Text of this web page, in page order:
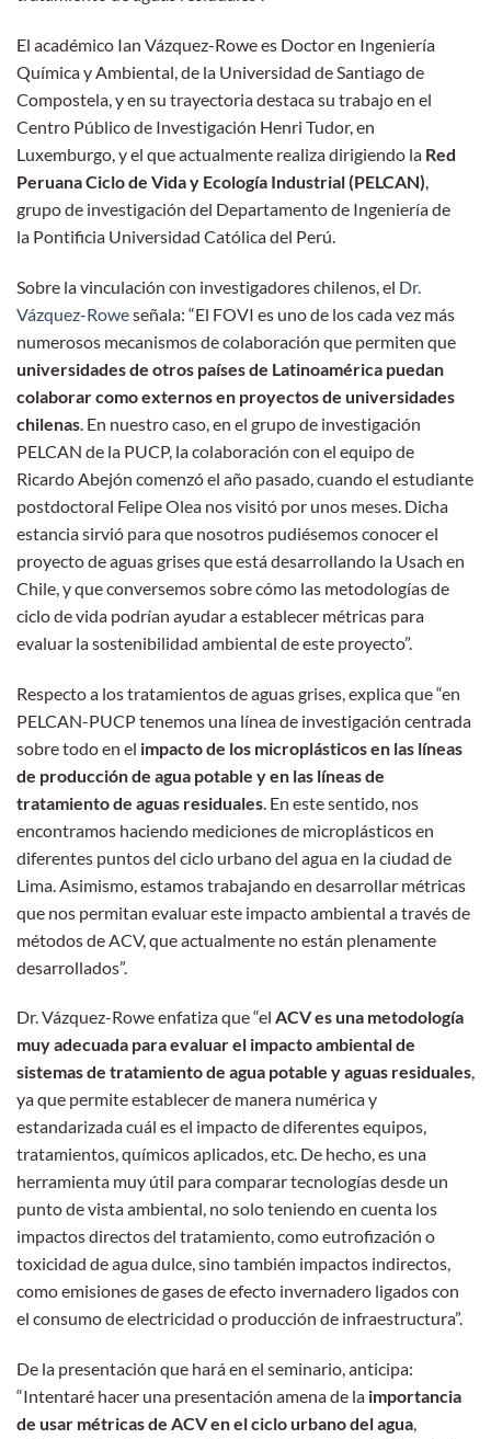
El académico Ian Vázquez-Rowe es Doctor en Ingeniería
Química y Ambiental, de la Universidad de Santiago de
Compostela, y en su trayectoria destaca su trabajo en el
Centro Público de Investigación Henri Tudor, en
Luxemburgo, y el que actualmente realiza dirigiendo la Red
Peruana Ciclo de Vida y Ecología Industrial (PELCAN),
grupo de investigación del Departamento de Ingeniería de
la Pontificia Universidad Católica del Perú.
Sobre la vinculación con investigadores chilenos, el Dr.
Vázquez-Roweseñala: “El FOVI es uno de los cada vez más
numerosos mecanismos de colaboración que permiten que
universidades de otros países de Latinoamérica puedan
colaborar como externos en proyectos de universidades
chilenas . En nuestro caso, en el grupo de investigación
PELCAN de la PUCP, la colaboración con el equipo de
Ricardo Abejón comenzó el año pasado, cuando el estudiante
postdoctoral Felipe Olea nos visitó por unos meses. Dicha
estancia sirvió para que nosotros pudiésemos conocer el
proyecto de aguas grises que está desarrollando la Usach en
Chile, y que conversemos sobre cómo las metodologías de
ciclo de vida podrían ayudar a establecer métricas para
evaluar la sostenibilidad ambiental de este proyecto”.
Respecto a los tratamientos de aguas grises, explica que “en
PELCAN-PUCP tenemos una línea de investigación centrada
sobre todo en el impacto de los microplásticos en las líneas
de producción de agua potable y en las líneas de
tratamiento de aguas residuales . En este sentido, nos
encontramos haciendo mediciones de microplásticos en
diferentes puntos del ciclo urbano del agua en la ciudad de
Lima. Asimismo, estamos trabajando en desarrollar métricas
que nos permitan evaluar este impacto ambiental a través de
métodos de ACV, que actualmente no están plenamente
desarrollados”.
Dr. Vázquez-Rowe enfatiza que “el ACV es una metodología
muy adecuada para evaluar el impacto ambiental de
sistemas de tratamiento de agua potable y aguas residuales,
ya que permite establecer de manera numérica y
estandarizada cuál es el impacto de diferentes equipos,
tratamientos, químicos aplicados, etc. De hecho, es una
herramienta muy útil para comparar tecnologías desde un
punto de vista ambiental, no solo teniendo en cuenta los
impactos directos del tratamiento, como eutrofización o
toxicidad de agua dulce, sino también impactos indirectos,
como emisiones de gases de efecto invernadero ligados con
el consumo de electricidad o producción de infraestructura”.
De la presentación que hará en el seminario, anticipa:
“Intentaré hacer una presentación amena de la importancia
de usar métricas de ACV en el ciclo urbano del agua,